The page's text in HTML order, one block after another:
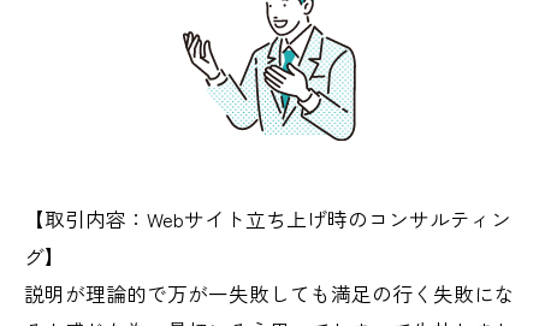
【取引内容：Webサイト立ち上げ時のコンサルティン
グ】
説明が理論的で万が一失敗しても満足の行く失敗にな